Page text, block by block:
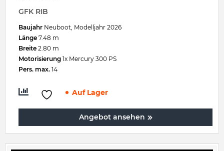
GFK RIB
Baujahr Neuboot, Modelljahr 2026
Länge 7.48 m
Breite 2.80 m
Motorisierung 1x Mercury 300 PS
Pers. max. 14
Auf Lager
Angebot ansehen